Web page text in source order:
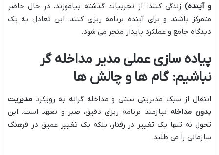
و آینده) زندگی کنند؛ از تجربیات گذشته بیاموزند، در حال حاضر
متمرکز باشند و برای آینده برنامه ریزی کنند. این تعادل به یک
دیدگاه جامع و عملکرد پایدار منجر می شود.
پیاده سازی عملی مدیر مداخله گر
نباشیم: گام ها و چالش ها
انتقال از سبک مدیریتی سنتی و مداخله گرانه به رویکرد مدیریت
بدون مداخله نیازمند برنامه ریزی دقیق، صبر و تعهد است. این
تحول نه تنها یک تغییر در رفتار، بلکه یک تغییر عمیق در فرهنگ
سازمانی را می طلبد.